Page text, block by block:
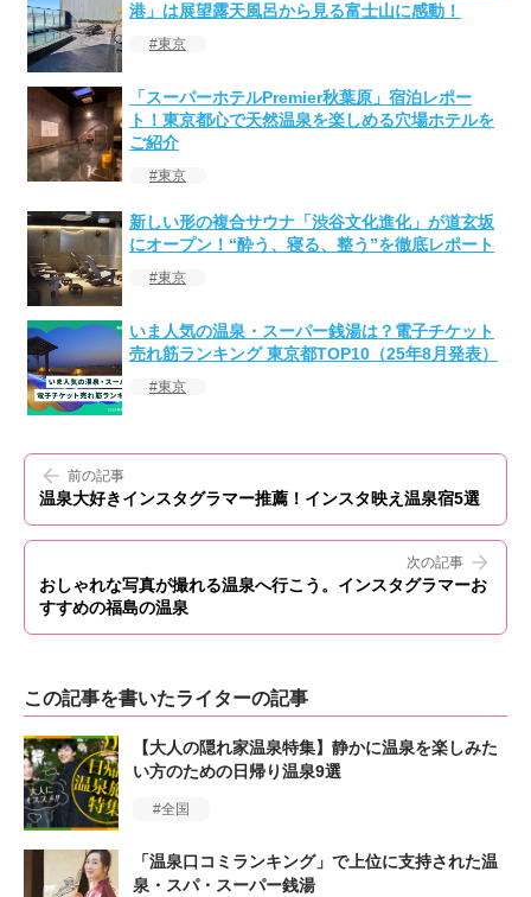
港」は展望露天風呂から見る富士山に感動！
東京
「スーパーホテルPremier秋葉原」宿泊レポー
ト！東京都心で天然温泉を楽しめる穴場ホテルを
ご紹介
東京
新しい形の複合サウナ「渋谷文化進化」が道玄坂
にオープン！“酔う、寝る、整う”を徹底レポート
東京
いま人気の温泉・スーパー銭湯は？電子チケット
売れ筋ランキング 東京都TOP10（25年8月発表）
東京
前の記事
温泉大好きインスタグラマー推薦！インスタ映え温泉宿5選
次の記事
おしゃれな写真が撮れる温泉へ行こう。インスタグラマーお
すすめの福島の温泉
この記事を書いたライターの記事
【大人の隠れ家温泉特集】静かに温泉を楽しみた
い方のための日帰り温泉9選
全国
「温泉口コミランキング」で上位に支持された温
泉・スパ・スーパー銭湯